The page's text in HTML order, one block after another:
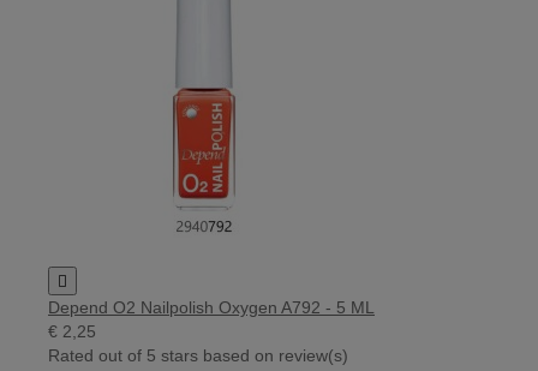

Depend O2 Nailpolish Oxygen A792 - 5 ML
€ 2,25
Rated out of 5 stars based on review(s)